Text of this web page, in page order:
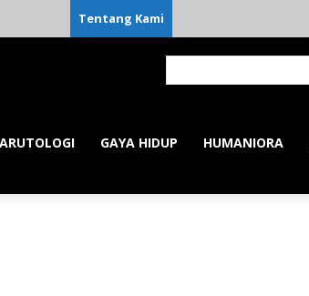
Tentang Kami
GAYA HIDUP HUMANIORA